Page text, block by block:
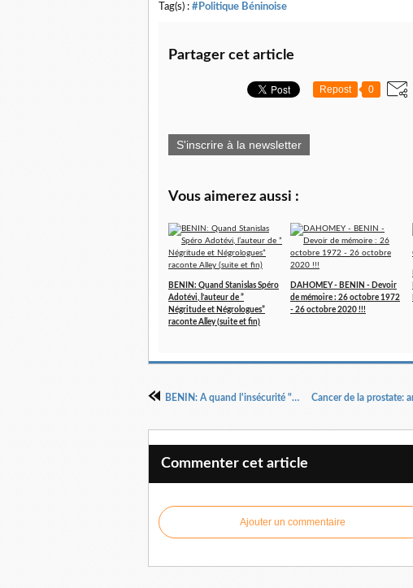
Tag(s) : #Politique Béninoise
Partager cet article
Repost 0
S'inscrire à la newsletter
Vous aimerez aussi :
BENIN: Quand Stanislas Spéro
Adotévi, l’auteur de ”
Négritude et Négrologues”
raconte Alley (suite et fin)
DAHOMEY - BENIN - Devoir
de mémoire : 26 octobre 1972
- 26 octobre 2020 !!!
BENIN: A quand l'insécurité "Zéro" ?
Commenter cet article
Ajouter un commentaire